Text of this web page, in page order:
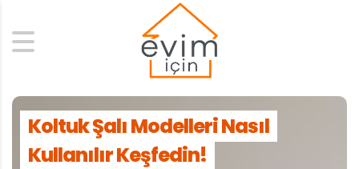
Search
Koltuk Şalı Modelleri Nasıl
Kullanılır Keşfedin!